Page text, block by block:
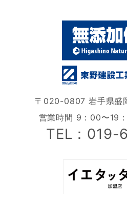
〒020-0807 岩手県盛
営業時間 9：00〜19
TEL：019-